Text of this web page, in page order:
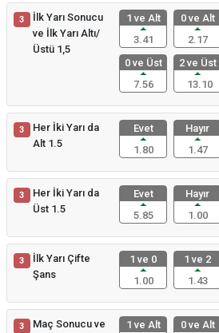
3
İlk Yarı Sonucu
ve İlk Yarı Altı/
Üstü 1,5
1 ve Alt
3.41
0 ve Alt
2.17
0 ve Üst
7.56
2 ve Üst
13.10
3
Her İki Yarı da
Alt 1.5
Evet
1.80
Hayır
1.47
3
Her İki Yarı da
Üst 1.5
Evet
5.85
Hayır
1.00
3
İlk Yarı Çifte
Şans
1 ve 0
1.00
1 ve 2
1.43
3
Maç Sonucu ve
1 ve Alt
0 ve Alt